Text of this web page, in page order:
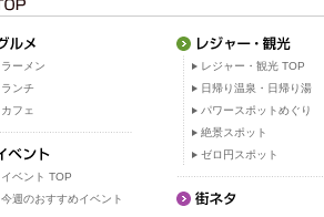
ラーメン
ランチ
カフェ
イベント TOP
今週のおすすめイベント
レジャー・観光 TOP
日帰り温泉・日帰り湯
パワースポットめぐり
絶景スポット
ゼロ円スポット